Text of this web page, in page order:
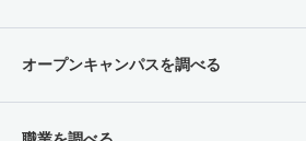
オープンキャンパスを調べる